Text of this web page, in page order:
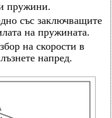
пружини.
със заключващите
на пружината.
на скорости в
напред.